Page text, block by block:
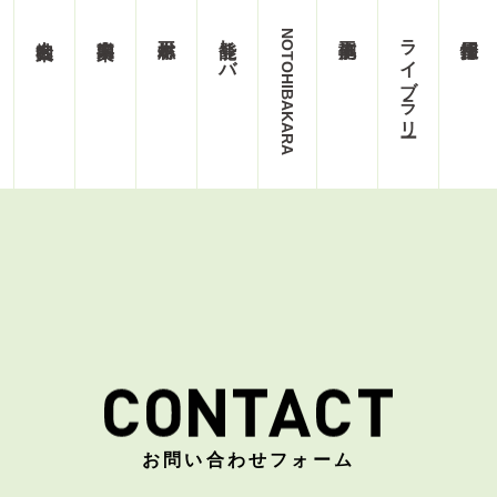
能登ヒバ NOTOHIBAKARA ライブラリー
お問い合わせフォーム